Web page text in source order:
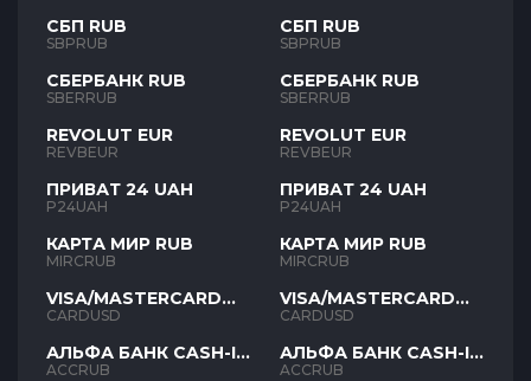
СБП RUB
SBPRUB
СБЕРБАНК RUB
SBERRUB
REVOLUT EUR
REVBEUR
ПРИВАТ 24 UAH
P24UAH
КАРТА МИР RUB
MIRCRUB
VISA/MASTERCARD
USD
CARDUSD
АЛЬФА БАНК CASH-IN
RUB
ACCRUB
СБП RUB
SBPRUB
СБЕРБАНК RUB
SBERRUB
REVOLUT EUR
REVBEUR
ПРИВАТ 24 UAH
P24UAH
КАРТА МИР RUB
MIRCRUB
VISA/MASTERCARD
USD
CARDUSD
АЛЬФА БАНК CASH-IN
RUB
ACCRUB